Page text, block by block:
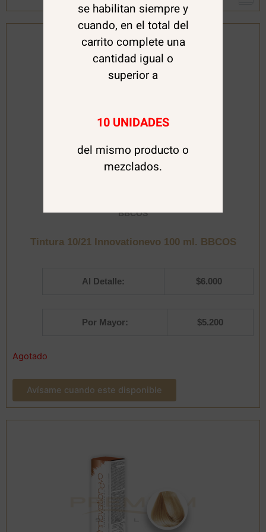
BBCOS
Tintura 10/21 Innovationevo 100 ml. BBCOS
Al Detalle: $6.000
Por Mayor: $5.200
Agotado
Avísame cuando este disponible
se habilitan siempre y
cuando, en el total del
carrito complete una
cantidad igual o
superior a
10 UNIDADES
del mismo producto o
mezclados.